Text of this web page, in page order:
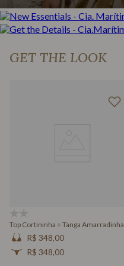
GET THE LOOK
Top Cortininha + Tanga Amarradinha
Estampada Sienna
R$ 348,00
R$ 348,00